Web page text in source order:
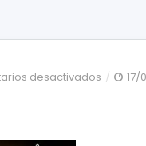
desactivados en
17/